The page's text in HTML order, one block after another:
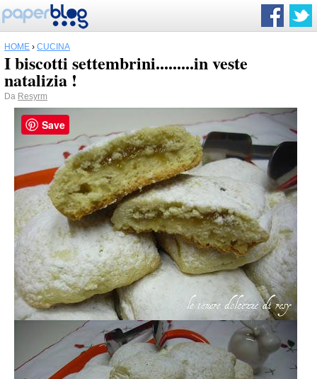
HOME › CUCINA
I biscotti settembrini.........in veste
natalizia !
Da Resyrm
Save